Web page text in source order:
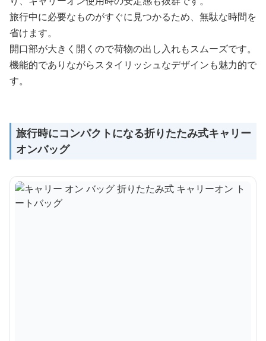
旅行中に必要なものがすぐに見つかるため、無駄な時間を
省けます。
開口部が大きく開くので荷物の出し入れもスムーズです。
機能的でありながらスタイリッシュなデザインも魅力的で
す。
旅行時にコンパクトになる折りたたみ式キャリー
オンバッグ